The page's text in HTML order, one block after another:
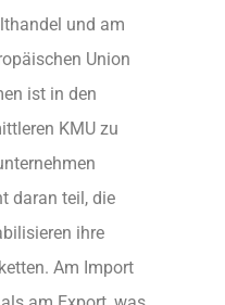
und am
Union
ist in den
KMU zu
daran teil, die
ihre
Am Import